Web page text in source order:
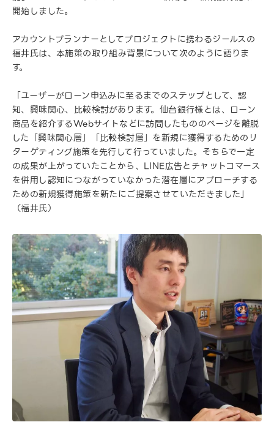
開始しました。
アカウントプランナーとしてプロジェクトに携わるジールスの
福井氏は、本施策の取り組み背景について次のように語りま
す。
「ユーザーがローン申込みに至るまでのステップとして、認
知、興味関心、比較検討があります。仙台銀行様とは、ローン
商品を紹介するWebサイトなどに訪問したもののページを離脱
した「興味関心層」「比較検討層」を新規に獲得するためのリ
ターゲティング施策を先行して行っていました。そちらで一定
の成果が上がっていたことから、LINE広告とチャットコマース
を併用し認知につながっていなかった潜在層にアプローチする
ための新規獲得施策を新たにご提案させていただきました」
（福井氏）